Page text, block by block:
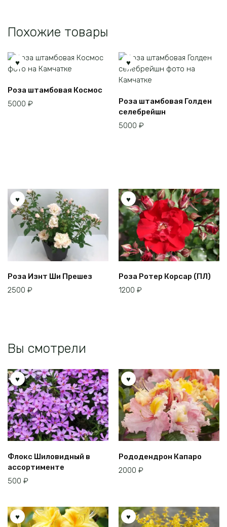
Похожие товары
товара.
Роза штамбовая Космос
5000 ₽
странице
товара.
Роза штамбовая Голден
селебрейшн
5000 ₽
Роза Изнт Ши Прешез
2500 ₽
Роза Ротер Корсар (ПЛ)
1200 ₽
Вы смотрели
Флокс Шиловидный в
ассортименте
500 ₽
Рододендрон Капаро
2000 ₽